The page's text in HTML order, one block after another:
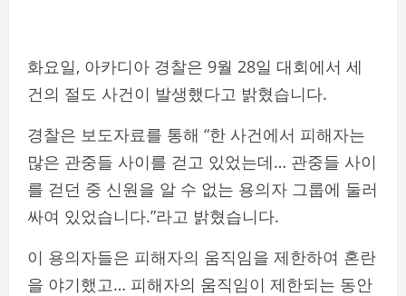
화요일, 아카디아 경찰은 9월 28일 대회에서 세
건의 절도 사건이 발생했다고 밝혔습니다.
경찰은 보도자료를 통해 “한 사건에서 피해자는
많은 관중들 사이를 걷고 있었는데… 관중들 사이
를 걷던 중 신원을 알 수 없는 용의자 그룹에 둘러
싸여 있었습니다.”라고 밝혔습니다.
이 용의자들은 피해자의 움직임을 제한하여 혼란
을 야기했고… 피해자의 움직임이 제한되는 동안